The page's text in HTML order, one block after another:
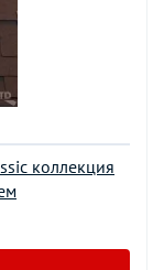
коллекция